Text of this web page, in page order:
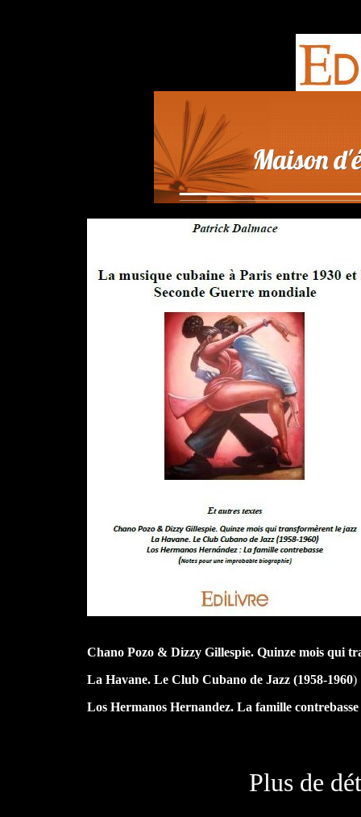
Chano Pozo & Dizzy Gillespie. Quinze mois qui
La Havane. Le Club Cubano de Jazz (1958-1960)
Los Hermanos Hernandez. La famille contrebasse
Plus de